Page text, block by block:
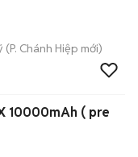
(P. Chánh Hiệp mới)
( pre